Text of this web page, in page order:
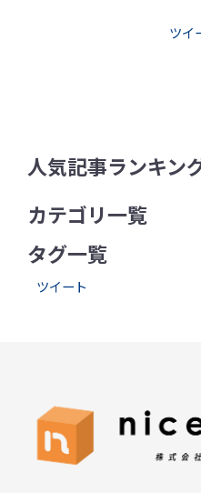
ツイ
人気記事ランキン
カテゴリ一覧
タグ一覧
ツイート